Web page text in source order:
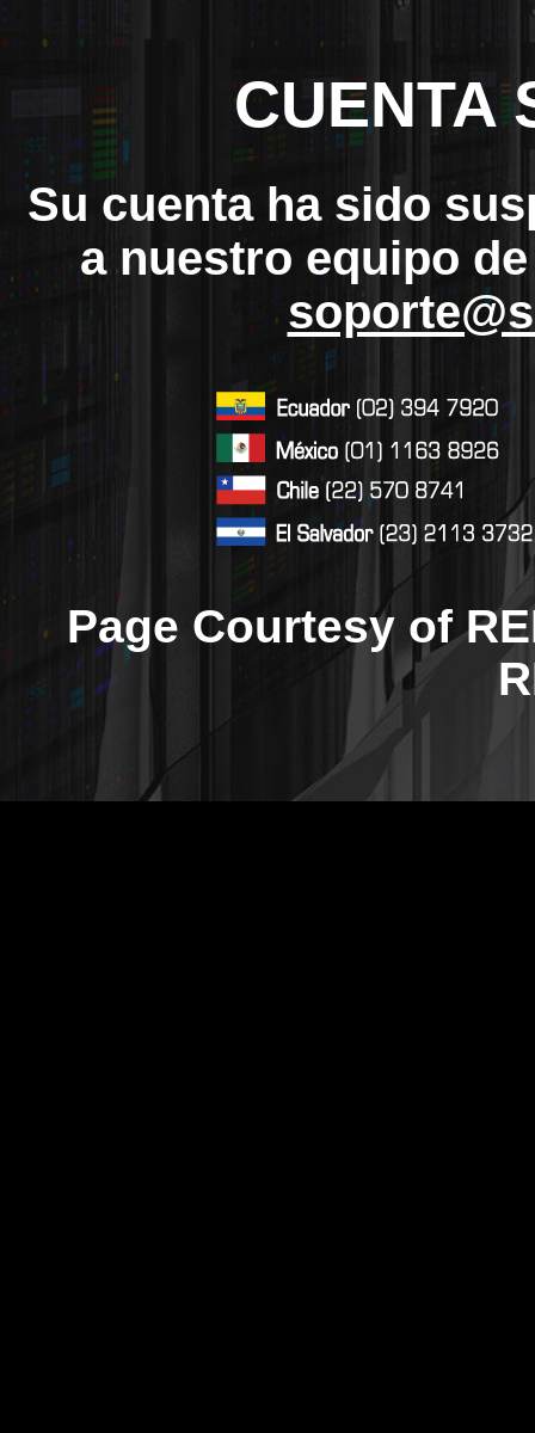
CUENTA
Su cuenta ha sido
a nuestro equipo
Page Courtesy of